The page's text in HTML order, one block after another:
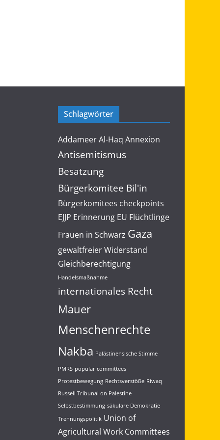
Schlagwörter
AddameerAl-Haq Annexion
Antisemitismus
Besatzung
Bürgerkomitee Bil'in
Bürgerkomitees checkpoints
EJJP Erinnerung EU Flüchtlinge
Frauen in Schwarz Gaza
gewaltfreier Widerstand
Gleichberechtigung
Handelsmaßnahme
internationales Recht
Mauer
Menschenrechte
Nakba Palästinensische Stimme
PMRS popular committees
Protestbewegung Rechtsverstöße Riwaq
Russell Tribunal on Palestine
Selbstbestimmung säkulare Demokratie
Trennungspolitik Union of
Agricultural Work Committees